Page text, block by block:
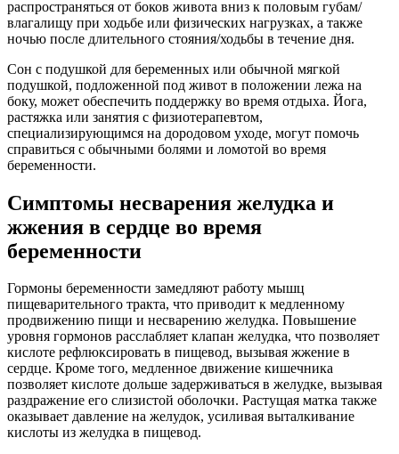
распространяться от боков живота вниз к половым губам/
влагалищу при ходьбе или физических нагрузках, а также
ночью после длительного стояния/ходьбы в течение дня.
Сон с подушкой для беременных или обычной мягкой
подушкой, подложенной под живот в положении лежа на
боку, может обеспечить поддержку во время отдыха. Йога,
растяжка или занятия с физиотерапевтом,
специализирующимся на дородовом уходе, могут помочь
справиться с обычными болями и ломотой во время
беременности.
Симптомы несварения желудка и
жжения в сердце во время
беременности
Гормоны беременности замедляют работу мышц
пищеварительного тракта, что приводит к медленному
продвижению пищи и несварению желудка. Повышение
уровня гормонов расслабляет клапан желудка, что позволяет
кислоте рефлюксировать в пищевод, вызывая жжение в
сердце. Кроме того, медленное движение кишечника
позволяет кислоте дольше задерживаться в желудке, вызывая
раздражение его слизистой оболочки. Растущая матка также
оказывает давление на желудок, усиливая выталкивание
кислоты из желудка в пищевод.